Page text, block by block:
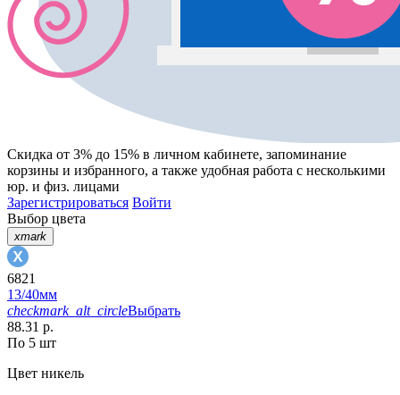
Скидка от 3% до 15% в личном кабинете, запоминание
корзины и избранного, а также удобная работа с несколькими
юр. и физ. лицами
Зарегистрироваться Войти
Выбор цвета
xmark
6821
13/40мм
checkmark_alt_circleВыбрать
88.31 р.
По 5 шт
Цвет никель